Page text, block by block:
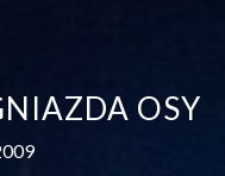
OSY